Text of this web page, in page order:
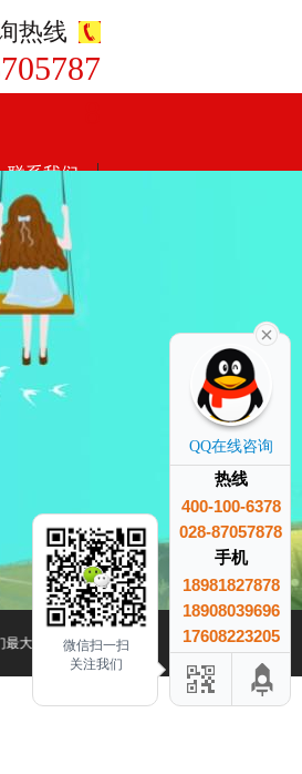
热线
联系我们
成就.
QQ在线咨询
热线
400-100-6378
028-87057878
手机
18981827878
18908039696
17608223205
微信扫一扫
关注我们